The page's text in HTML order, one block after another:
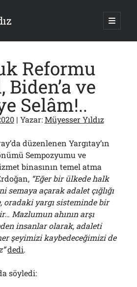
ana
Kurşun Gibi Sözler!..
Mahruki’nin “Suçu”!..
MSB Heyetine Böyle İsyan Etti:“Bizi
ve Patrikhane İçin ABD’yi Göreve
Reformu
Biden’a ve
Selâm!..
| Yazar:Müyesser Yıldız
düzenlenen Yargıtay’ın
Sempozyumu ve
binasının temel atma
“Eğer bir ülkede halk
semaya açarak adalet çığlığı
oradaki yargı sisteminde bir
Mazlumun ahının arşı
insanlar olarak, adaleti
şeyimizi kaybedeceğimizi de
dedi.
söyledi: